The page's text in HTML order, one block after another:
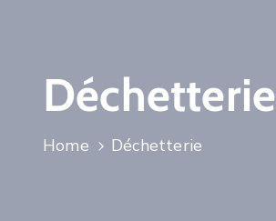
Déchetterie
Home Déchetterie